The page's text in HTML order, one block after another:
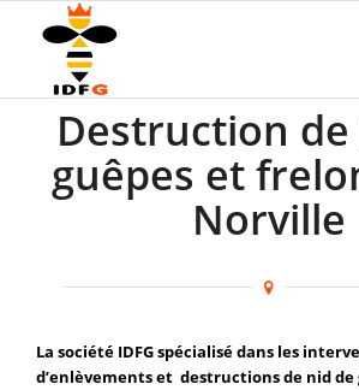
Destruction
guêpes et
Norville
La société IDFG spécialisé dans les
d’enlèvements et destructions de nid de